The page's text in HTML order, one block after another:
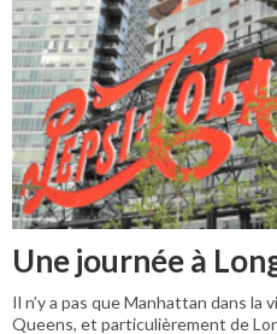
Une journée à
Il n’y a pas que Manhattan dans la
Queens, et particulièrement de